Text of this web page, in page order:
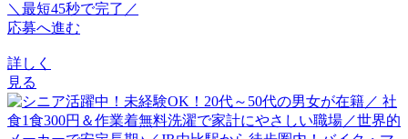
＼最短45秒で完了／
応募へ進む
詳しく
見る